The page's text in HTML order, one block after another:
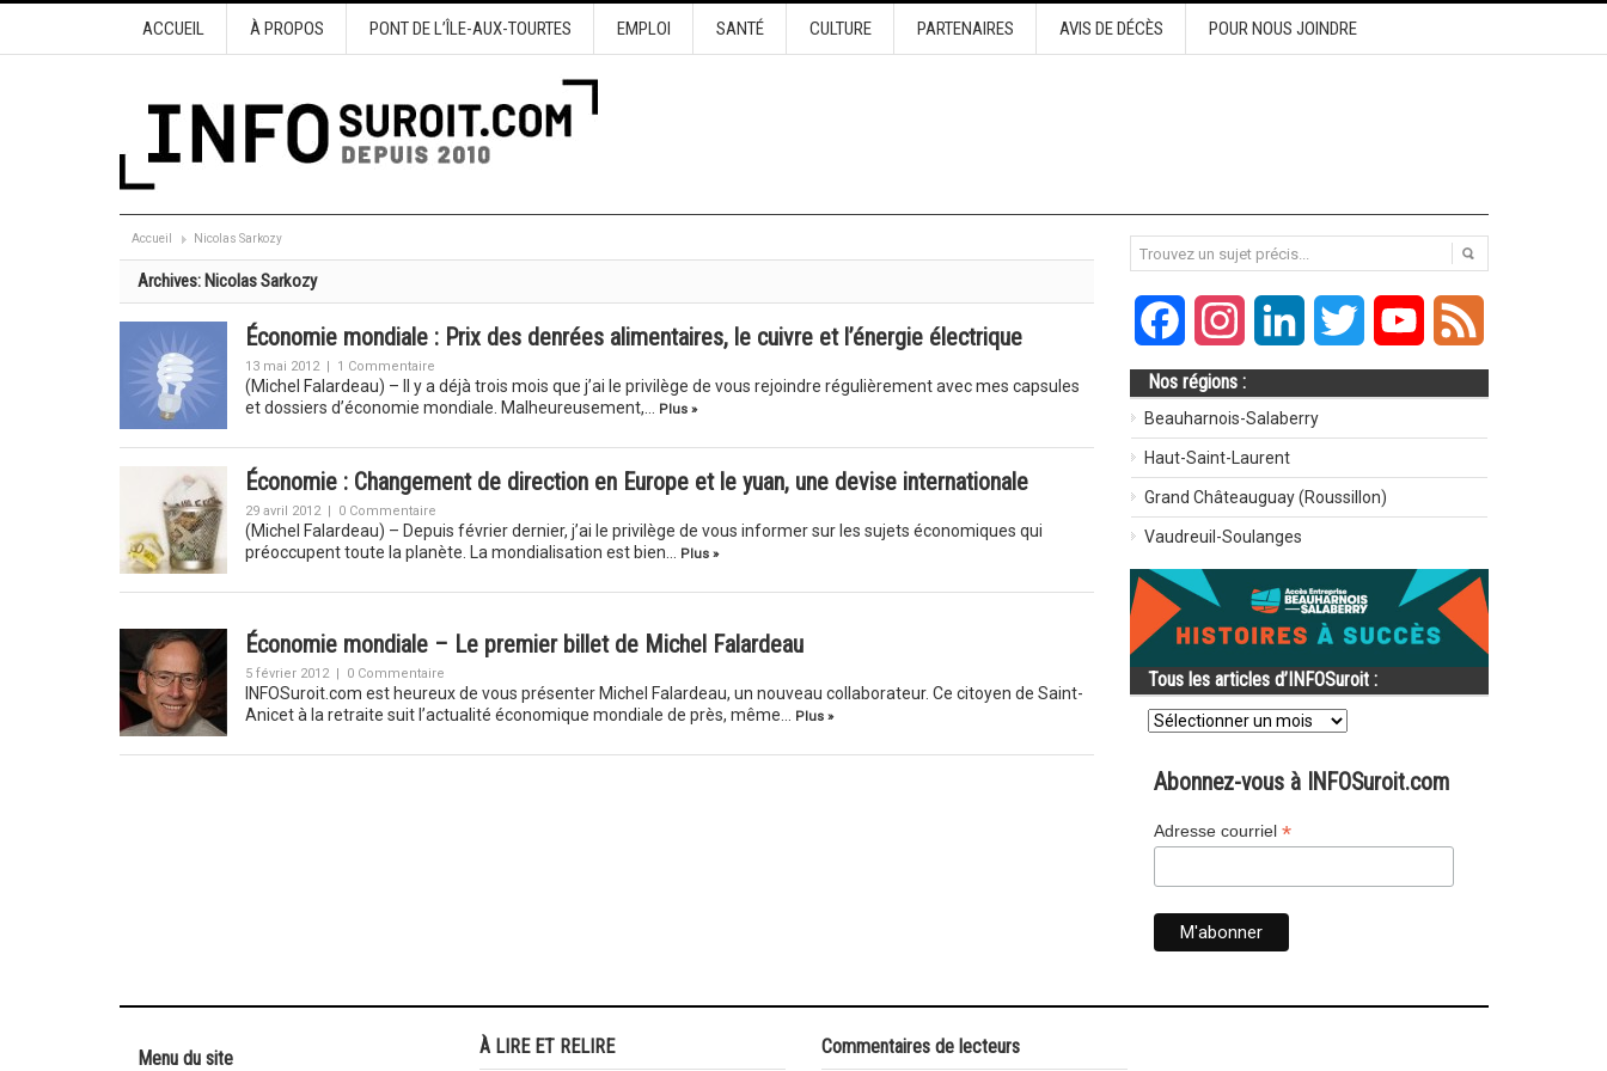
ACCUEIL À PROPOS PONT DE L’ÎLE-AUX-TOURTES EMPLOI SANTÉ CULTURE PARTENAIRES AVIS DE DÉCÈS POUR NOUS JOINDRE
Accueil Nicolas Sarkozy
Archives: Nicolas Sarkozy
Économie mondiale : Prix des denrées alimentaires, le cuivre et l’énergie électrique
13 mai 2012 | 1 Commentaire
(Michel Falardeau) – Il y a déjà trois mois que j’ai le privilège de vous rejoindre régulièrement avec mes capsules
et dossiers d’économie mondiale. Malheureusement,…
Plus »
Économie : Changement de direction en Europe et le yuan, une devise internationale
29 avril 2012 | 0 Commentaire
(Michel Falardeau) – Depuis février dernier, j’ai le privilège de vous informer sur les sujets économiques qui
préoccupent toute la planète. La mondialisation est bien…
Plus »
Économie mondiale – Le premier billet de Michel Falardeau
5 février 2012 | 0 Commentaire
INFOSuroit.com est heureux de vous présenter Michel Falardeau, un nouveau collaborateur. Ce citoyen de Saint-
Anicet à la retraite suit l’actualité économique mondiale de près, même…
Plus »
FacebookInstagramLinkedIn Twitter YouTube
Nos régions :
Beauharnois-Salaberry
Haut-Saint-Laurent
Grand Châteauguay (Roussillon)
Vaudreuil-Soulanges
Tous les articles d’INFOSuroit :
Tous
les
d’INFOSuroit
Abonnez-vous à INFOSuroit.com
Adresse courriel *
Menu du site
À LIRE ET RELIRE Commentaires de lecteurs